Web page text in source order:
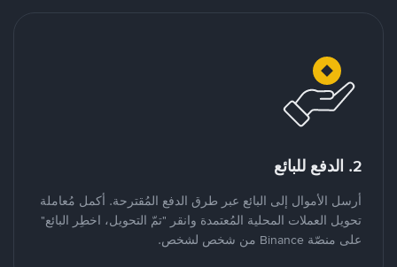
2. الدفع للبائع
أرسل الأموال إلى البائع عبر طرق الدفع المُقترحة. أكمل مُعاملة
تحويل العملات المحلية المُعتمدة وانقر "تمّ التحويل، اخطِر البائع"
على منصّة Binance من شخص لشخص.